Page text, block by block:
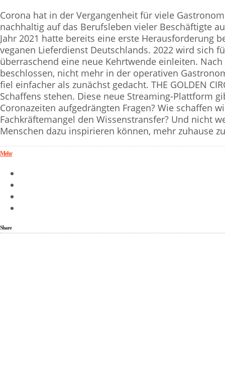
Corona hat in der Vergangenheit für viele
nachhaltig auf das Berufsleben vieler Beschäftigte
Jahr 2021 hatte bereits eine erste Herausforderung
veganen Lieferdienst Deutschlands. 2022 wird sich
überraschend eine neue Kehrtwende einleiten.
beschlossen, nicht mehr in der operativen
fiel einfacher als zunächst gedacht. THE GOLDEN
Schaffens stehen. Diese neue Streaming-Plattform
Coronazeiten aufgedrängten Fragen? Wie schaffen
Fachkräftemangel den Wissenstransfer? Und nicht
Menschen dazu inspirieren können, mehr zuhause
Mehr
Share